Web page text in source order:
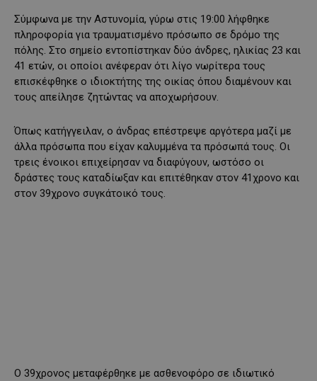
Σύμφωνα με την Αστυνομία, γύρω στις 19:00 λήφθηκε
πληροφορία για τραυματισμένο πρόσωπο σε δρόμο της
πόλης. Στο σημείο εντοπίστηκαν δύο άνδρες, ηλικίας 23 και
41 ετών, οι οποίοι ανέφεραν ότι λίγο νωρίτερα τους
επισκέφθηκε ο ιδιοκτήτης της οικίας όπου διαμένουν και
τους απείλησε ζητώντας να αποχωρήσουν.
Όπως κατήγγειλαν, ο άνδρας επέστρεψε αργότερα μαζί με
άλλα πρόσωπα που είχαν καλυμμένα τα πρόσωπά τους. Οι
τρεις ένοικοι επιχείρησαν να διαφύγουν, ωστόσο οι
δράστες τους καταδίωξαν και επιτέθηκαν στον 41χρονο και
στον 39χρονο συγκάτοικό τους.
Ο 39χρονος μεταφέρθηκε με ασθενοφόρο σε ιδιωτικό